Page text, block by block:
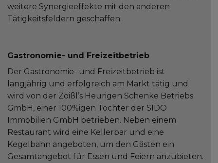
weitere Synergieeffekte mit den anderen
Tätigkeitsfeldern geschaffen.
Gastronomie- und Freizeitbetrieb
Der Gastronomie- und Freizeitbetrieb ist
langjährig und erfolgreich am Markt tätig und
wird von der Zoißl’s Heurigen Schenke Betriebs
GmbH, einer 100%igen Tochter der SIDO
Immobilien GmbH betrieben. Neben einem
Restaurant wird eine Kellerbar und eine
Kegelbahn angeboten, um den Gästen ein
Gesamtangebot für Essen und Feiern anzubieten.